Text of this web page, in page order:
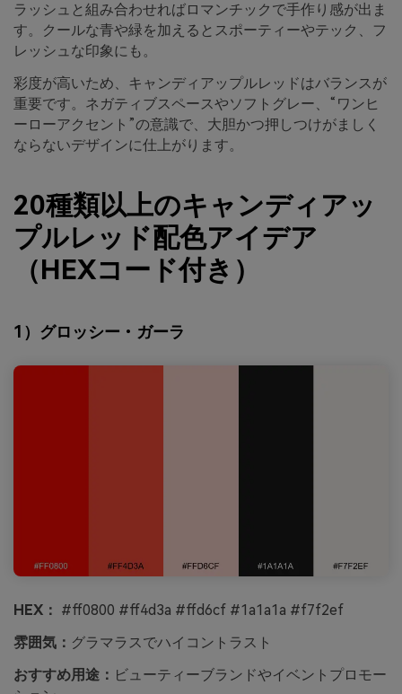
ラッシュと組み合わせればロマンチックで手作り感が出ま
す。クールな青や緑を加えるとスポーティーやテック、フ
レッシュな印象にも。
彩度が高いため、キャンディアップルレッドはバランスが
重要です。ネガティブスペースやソフトグレー、“ワンヒ
ーローアクセント”の意識で、大胆かつ押しつけがましく
ならないデザインに仕上がります。
20種類以上のキャンディアッ
プルレッド配色アイデア
（HEXコード付き）
1）グロッシー・ガーラ
HEX： #ff0800 #ff4d3a #ffd6cf #1a1a1a #f7f2ef
雰囲気： グラマラスでハイコントラスト
おすすめ用途： ビューティーブランドやイベントプロモー